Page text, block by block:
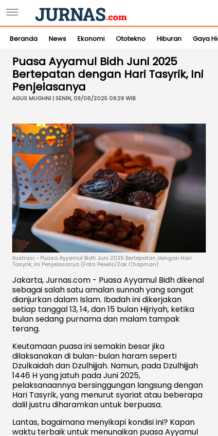
Beranda News Ekonomi Ototekno Hiburan Gaya
Puasa Ayyamul Bidh Juni 2025
Bertepatan dengan Hari Tasyrik, Ini
Penjelasanya
AGUS MUGHNI | SENIN, 09/06/2025 09:29 WIB
Ilustrasi - Puasa Ayyamul Bidh Juni 2025 Bertepatan dengan Hari
Tasyrik, Ini Penjelasanya (Foto: Pexels/Zak Chapman)
Jakarta, Jurnas.com - Puasa Ayyamul Bidh dikenal
sebagai salah satu amalan sunnah yang sangat
dianjurkan dalam Islam. Ibadah ini dikerjakan
setiap tanggal 13, 14, dan 15 bulan Hijriyah, ketika
bulan sedang purnama dan malam tampak
terang.
Keutamaan puasa ini semakin besar jika
dilaksanakan di bulan-bulan haram seperti
Dzulkaidah dan Dzulhijjah. Namun, pada Dzulhijjah
1446 H yang jatuh pada Juni 2025,
pelaksanaannya bersinggungan langsung dengan
Hari Tasyrik, yang menurut syariat atau beberapa
dalil justru diharamkan untuk berpuasa.
Lantas, bagaimana menyikapi kondisi ini? Kapan
waktu terbaik untuk menunaikan puasa Ayyamul